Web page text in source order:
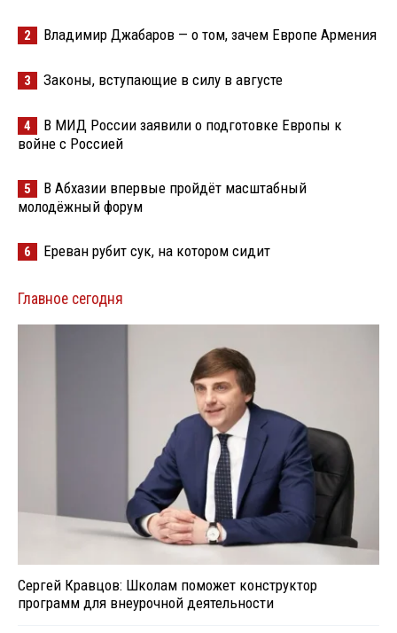
2 Владимир Джабаров — о том, зачем Европе Армения
3 Законы, вступающие в силу в августе
4
В МИД России заявили о подготовке Европы к
войне с Россией
5
В Абхазии впервые пройдёт масштабный
молодёжный форум
6 Ереван рубит сук, на котором сидит
Главное сегодня
Сергей Кравцов: Школам поможет конструктор
программ для внеурочной деятельности